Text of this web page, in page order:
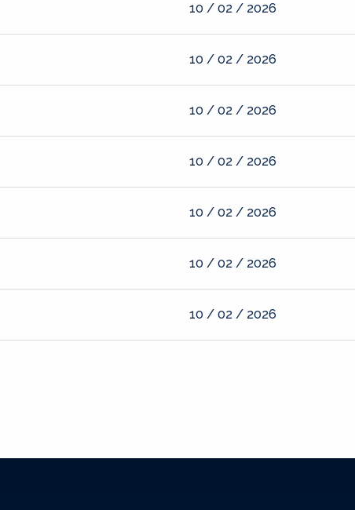
10 / 02 / 2026
10 / 02 / 2026
10 / 02 / 2026
10 / 02 / 2026
10 / 02 / 2026
10 / 02 / 2026
10 / 02 / 2026